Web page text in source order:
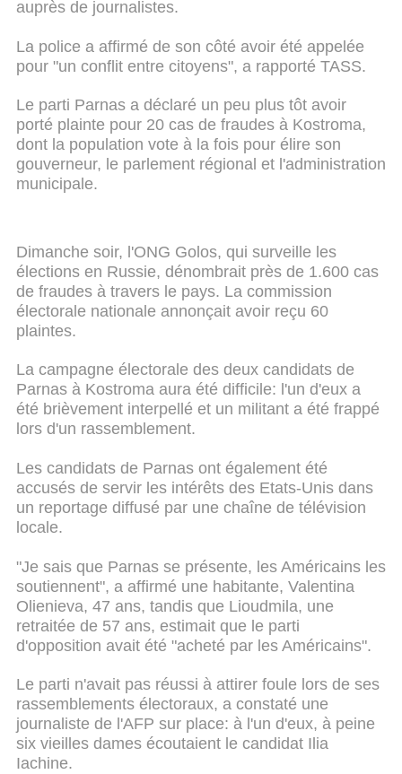
auprès de journalistes.
La police a affirmé de son côté avoir été appelée
pour "un conflit entre citoyens", a rapporté TASS.
Le parti Parnas a déclaré un peu plus tôt avoir
porté plainte pour 20 cas de fraudes à Kostroma,
dont la population vote à la fois pour élire son
gouverneur, le parlement régional et l'administration
municipale.
Dimanche soir, l'ONG Golos, qui surveille les
élections en Russie, dénombrait près de 1.600 cas
de fraudes à travers le pays. La commission
électorale nationale annonçait avoir reçu 60
plaintes.
La campagne électorale des deux candidats de
Parnas à Kostroma aura été difficile: l'un d'eux a
été brièvement interpellé et un militant a été frappé
lors d'un rassemblement.
Les candidats de Parnas ont également été
accusés de servir les intérêts des Etats-Unis dans
un reportage diffusé par une chaîne de télévision
locale.
"Je sais que Parnas se présente, les Américains les
soutiennent", a affirmé une habitante, Valentina
Olienieva, 47 ans, tandis que Lioudmila, une
retraitée de 57 ans, estimait que le parti
d'opposition avait été "acheté par les Américains".
Le parti n'avait pas réussi à attirer foule lors de ses
rassemblements électoraux, a constaté une
journaliste de l'AFP sur place: à l'un d'eux, à peine
six vieilles dames écoutaient le candidat Ilia
Iachine.